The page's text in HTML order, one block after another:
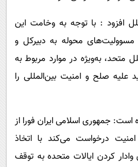
افزود : با توجه به وخامت این
محوله به دبیرکل و
به‌ویژه در موارد مربوط به
صلح و امنیت بین‌المللی را
است: جمهوری اسلامی ایران فورا از
درخواست می‌کند با اتخاذ
کردن ایالات متحده به توقف